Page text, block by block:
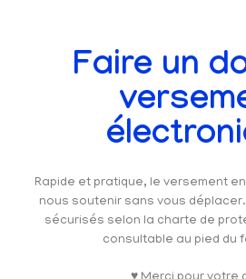
Faire un
Rapide et pratique, le versement
nous soutenir sans vous
sécurisés selon la charte de
consultable au pied du